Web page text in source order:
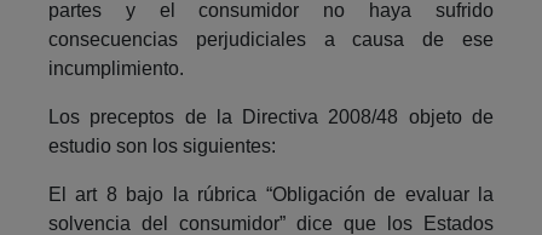
partes y el consumidor no haya sufrido
consecuencias perjudiciales a causa de ese
incumplimiento.
Los preceptos de la Directiva 2008/48 objeto de
estudio son los siguientes:
El art 8 bajo la rúbrica “Obligación de evaluar la
solvencia del consumidor” dice que los Estados